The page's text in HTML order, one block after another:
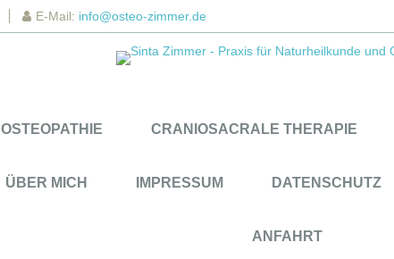
E-Mail: info@osteo-zimmer.de
OSTEOPATHIE CRANIOSACRALE THERAPIE
ÜBER MICH IMPRESSUM DATENSCHUTZ
ANFAHRT